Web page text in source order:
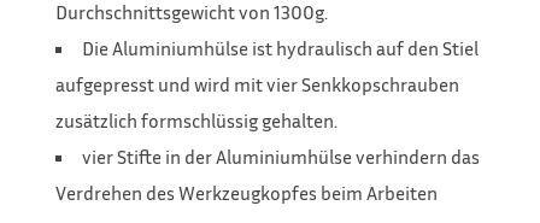
Durchschnittsgewicht von 1300g.
Die Aluminiumhülse ist hydraulisch auf den Stiel
aufgepresst und wird mit vier Senkkopschrauben
zusätzlich formschlüssig gehalten.
vier Stifte in der Aluminiumhülse verhindern das
Verdrehen des Werkzeugkopfes beim Arbeiten